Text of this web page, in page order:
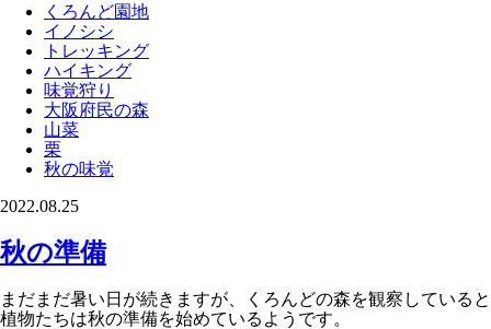
くろんど園地
イノシシ
トレッキング
ハイキング
味覚狩り
大阪府民の森
山菜
栗
秋の味覚
2022.08.25
秋の準備
まだまだ暑い日が続きますが、くろんどの森を観察していると
植物たちは秋の準備を始めているようです。